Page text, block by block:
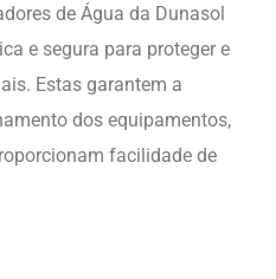
Aros e Caixas para Água